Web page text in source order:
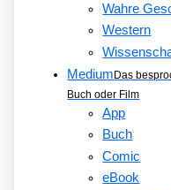
Wahre
Western
MediumDas
Buch oder Film
App
Buch
Comic
eBook